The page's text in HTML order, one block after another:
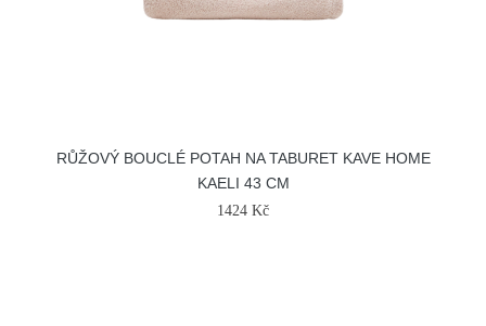
RŮŽOVÝ BOUCLÉ POTAH NA TABURET KAVE HOME
KAELI 43 CM
1424 Kč